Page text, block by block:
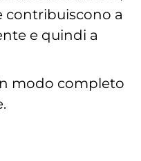
contribuiscono a
e quindi a
modo completo